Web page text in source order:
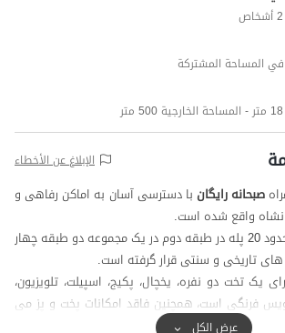
الإبلاغ عن الأخطاء
صبحانه رایگانبا دسترسی آسان به اماکن رفاهی و
واقع شده است.
این اتاق با دسترسی حدود 20 پله در طبقه دوم در یک مجموعه دو طبقه چهار
های تاریخی و سنتی قرار گرفته است.
متری دارای یک تخت دو نفره، یخچال، پکیج، اسپیلت، تلویزیون،
فرنگی است، همچنین فاقد امکانات پخت و پز می
عرض الكل